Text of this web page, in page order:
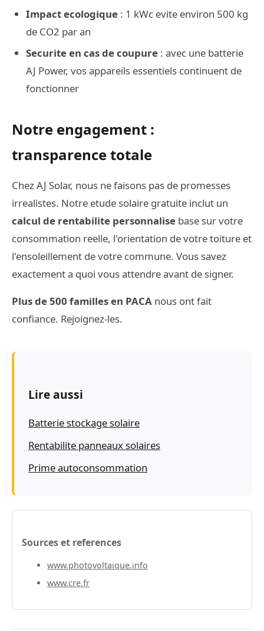
Impact ecologique : 1 kWc evite environ 500 kg
de CO2 par an
Securite en cas de coupure : avec une batterie
AJ Power, vos appareils essentiels continuent de
fonctionner
Notre engagement :
transparence totale
Chez AJ Solar, nous ne faisons pas de promesses
irrealistes. Notre etude solaire gratuite inclut un
calcul de rentabilite personnalise base sur votre
consommation reelle, l'orientation de votre toiture et
l'ensoleillement de votre commune. Vous savez
exactement a quoi vous attendre avant de signer.
Plus de 500 familles en PACA nous ont fait
confiance. Rejoignez-les.
Lire aussi
Batterie stockage solaire
Rentabilite panneaux solaires
Prime autoconsommation
Sources et references
www.photovoltaique.info
www.cre.fr